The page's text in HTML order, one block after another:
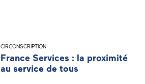
CIRCONSCRIPTION
France Services : la proximité
au service de tous